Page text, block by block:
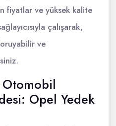
fiyatlar ve yüksek kalite
çalışarak,
ve
Otomobil
Opel Yedek